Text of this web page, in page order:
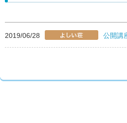
2019/06/28 公開講